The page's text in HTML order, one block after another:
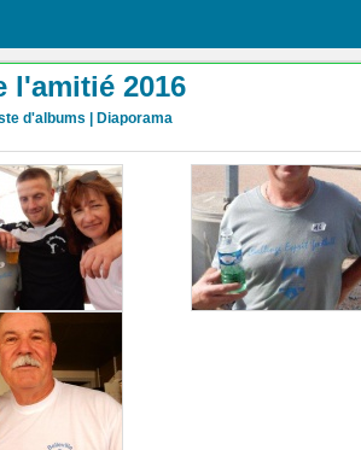
l'amitié 2016
d'albums Diaporama